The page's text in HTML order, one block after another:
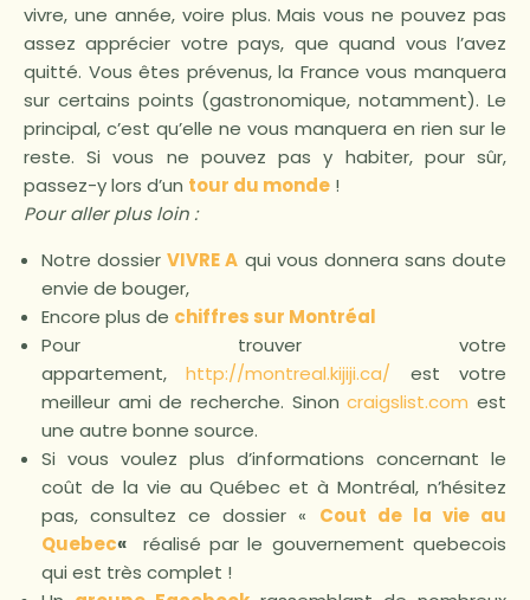
vivre, une année, voire plus. Mais vous ne pouvez pas
assez apprécier votre pays, que quand vous l’avez
quitté. Vous êtes prévenus, la France vous manquera
sur certains points (gastronomique, notamment). Le
principal, c’est qu’elle ne vous manquera en rien sur le
reste. Si vous ne pouvez pas y habiter, pour sûr,
passez-y lors d’un tour du monde !
Pour aller plus loin :
Notre dossierVIVRE A qui vous donnera sans doute
envie de bouger,
Encore plus de chiffres sur Montréal
Pour trouver votre
appartement,http://montreal.kijiji.ca/ est votre
meilleur ami de recherche. Sinoncraigslist.com est
une autre bonne source.
Si vous voulez plus d’informations concernant le
coût de la vie au Québec et à Montréal, n’hésitez
pas, consultez ce dossier « Cout de la vie au
Quebec«
réalisé par le gouvernement quebecois
qui est très complet !